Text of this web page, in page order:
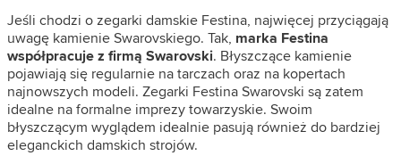
Jeśli chodzi o zegarki damskie Festina, najwięcej przyciągają
uwagę kamienie Swarovskiego. Tak, marka Festina
współpracuje z firmą Swarovski. Błyszczące kamienie
pojawiają się regularnie na tarczach oraz na kopertach
najnowszych modeli. Zegarki Festina Swarovski są zatem
idealne na formalne imprezy towarzyskie. Swoim
błyszczącym wyglądem idealnie pasują również do bardziej
eleganckich damskich strojów.